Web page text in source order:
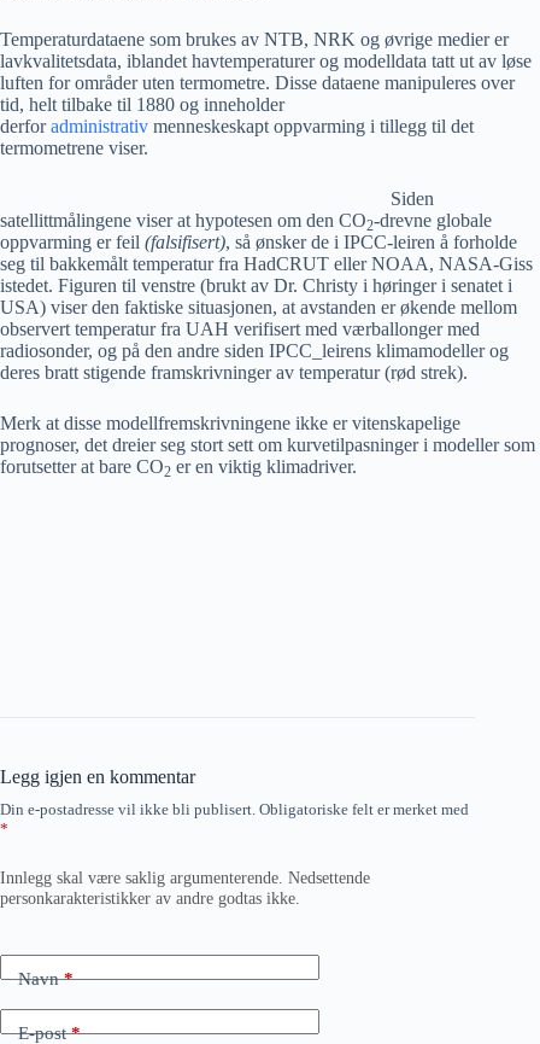
Temperaturdataene som brukes av NTB, NRK og øvrige medier er
lavkvalitetsdata, iblandet havtemperaturer og modelldata tatt ut av løse
luften for områder uten termometre. Disse dataene manipuleres over
tid, helt tilbake til 1880 og inneholder
derforadministrativ menneskeskapt oppvarming i tillegg til det
termometrene viser.
Siden
satellittmålingene viser at hypotesen om den CO2-drevne globale
oppvarming er feil (falsifisert), så ønsker de i IPCC-leiren å forholde
seg til bakkemålt temperatur fra HadCRUT eller NOAA, NASA-Giss
istedet. Figuren til venstre (brukt av Dr. Christy i høringer i senatet i
USA) viser den faktiske situasjonen, at avstanden er økende mellom
observert temperatur fra UAH verifisert med værballonger med
radiosonder, og på den andre siden IPCC_leirens klimamodeller og
deres bratt stigende framskrivninger av temperatur (rød strek).
Merk at disse modellfremskrivningene ikke er vitenskapelige
prognoser, det dreier seg stort sett om kurvetilpasninger i modeller som
forutsetter at bare CO2 er en viktig klimadriver.
Legg igjen en kommentar
Din e-postadresse vil ikke bli publisert. Obligatoriske felt er merket med
*
Innlegg skal være saklig argumenterende. Nedsettende
personkarakteristikker av andre godtas ikke.
Navn*
E-post*